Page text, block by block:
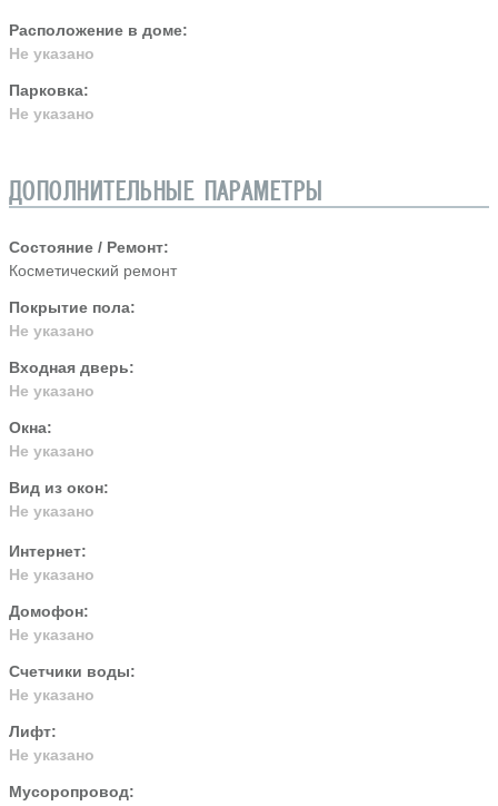
Расположение в доме:
Не указано
Парковка:
Не указано
ДОПОЛНИТЕЛЬНЫЕ ПАРАМЕТРЫ
Состояние / Ремонт:
Косметический ремонт
Покрытие пола:
Не указано
Входная дверь:
Не указано
Окна:
Не указано
Вид из окон:
Не указано
Интернет:
Не указано
Домофон:
Не указано
Счетчики воды:
Не указано
Лифт:
Не указано
Мусоропровод: